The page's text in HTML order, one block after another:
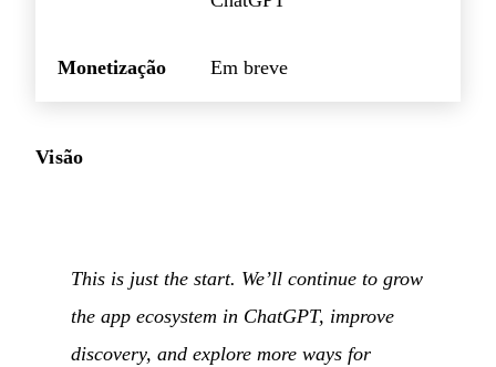
Monetização Em breve
Visão
This is just the start. We’ll continue to grow
the app ecosystem in ChatGPT, improve
discovery, and explore more ways for